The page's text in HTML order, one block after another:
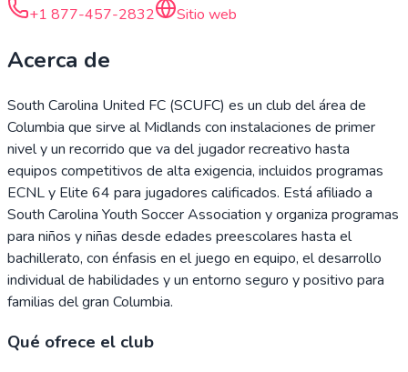
+1 877-457-2832 Sitio web
Acerca de
South Carolina United FC (SCUFC) es un club del área de
Columbia que sirve al Midlands con instalaciones de primer
nivel y un recorrido que va del jugador recreativo hasta
equipos competitivos de alta exigencia, incluidos programas
ECNL y Elite 64 para jugadores calificados. Está afiliado a
South Carolina Youth Soccer Association y organiza programas
para niños y niñas desde edades preescolares hasta el
bachillerato, con énfasis en el juego en equipo, el desarrollo
individual de habilidades y un entorno seguro y positivo para
familias del gran Columbia.
Qué ofrece el club